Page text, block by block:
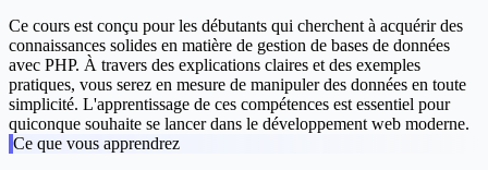
Ce cours est conçu pour les débutants qui cherchent à acquérir des
connaissances solides en matière de gestion de bases de données
avec PHP. À travers des explications claires et des exemples
pratiques, vous serez en mesure de manipuler des données en toute
simplicité. L'apprentissage de ces compétences est essentiel pour
quiconque souhaite se lancer dans le développement web moderne.
Ce que vous apprendrez